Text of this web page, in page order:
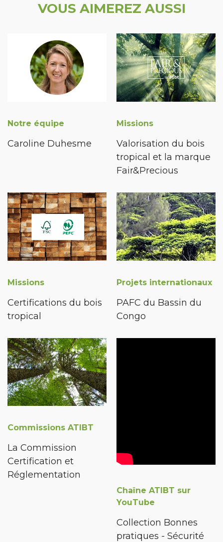
VOUS AIMEREZ AUSSI
Notre équipe
Caroline Duhesme
Missions
Valorisation du bois
tropical et la marque
Fair&Precious
Missions
Certifications du bois
tropical
Projets internationaux
PAFC du Bassin du
Congo
Commissions ATIBT
La Commission
Certification et
Réglementation
Chaîne ATIBT sur
YouTube
Collection Bonnes
pratiques - Sécurité